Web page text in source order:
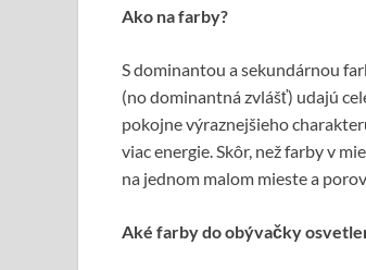
Ako na farby?
S dominantou a sekundárnou
(no dominantná zvlášť) udajú
pokojne výraznejšieho
viac energie. Skôr, než farby v
na jednom malom mieste a
Aké farby do obývačky